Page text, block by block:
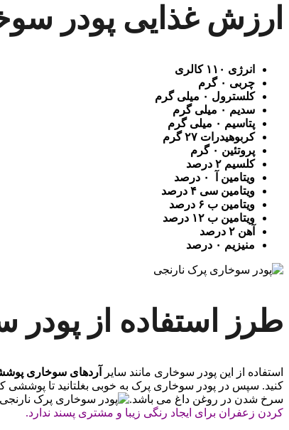
ارزش غذایی پودر
انرژی ۱۱۰ کالری
چربی ۰ گرم
کلسترول ۰ میلی گرم
سدیم ۰ میلی گرم
پتاسیم ۰ میلی گرم
کربوهیدرات ۲۷ گرم
پروتئین ۰ گرم
کلسیم ۲ درصد
ویتامین آ ۰ درصد
ویتامین سی ۴ درصد
ویتامین ب ۶ درصد
ویتامین ب ۱۲ درصد
آهن ۲ درصد
منیزیم ۰ درصد
طرز استفاده از
استفاده از این پودر سوخاری مانند سایر آردهای سوخاری
کنید. سپس در پودر سوخاری پرک به خوبی بغلتانید تا پوششی
سرخ شدن در روغن داغ می باشد.
کردن زعفران برای ایجاد رنگی زیبا و مشتری پسند ندارد.